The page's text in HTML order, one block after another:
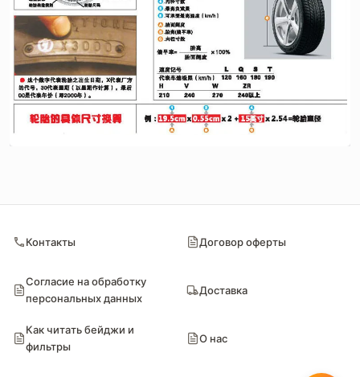
Контакты Договор оферты
Согласие на обработку
персональных данных
Доставка
Как читать бейджи и
фильтры
О нас